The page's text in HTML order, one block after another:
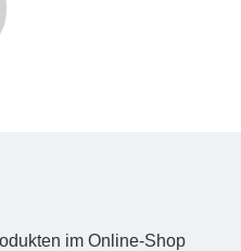
im Online-Shop